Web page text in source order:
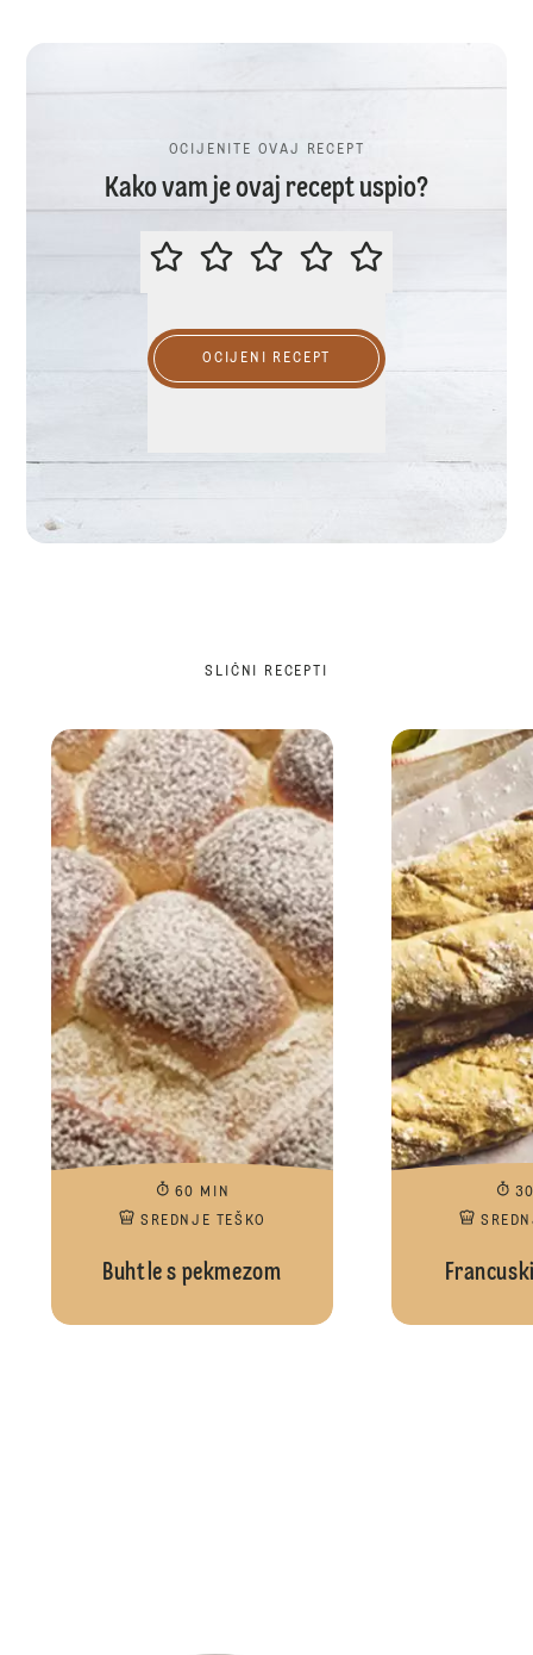
OCIJENITE OVAJ RECEPT
Kako vam je ovaj recept uspio?
OCIJENITE OVAJ RECEPT
OCIJENI RECEPT
SLIČNI RECEPTI
60 MIN
SREDNJE TEŠKO
Buhtle s pekmezom